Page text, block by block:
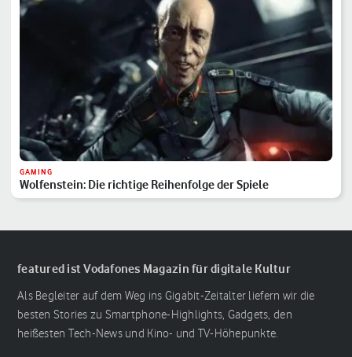
GAMING
Wolfenstein: Die richtige Reihenfolge der Spiele
featured ist Vodafones Magazin für digitale Kultur
Als Begleiter auf dem Weg ins Gigabit-Zeitalter liefern wir die
besten Stories zu Smartphone-Highlights, Gadgets, den
heißesten Tech-News und Kino- und TV-Höhepunkte.